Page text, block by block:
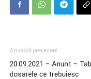
Articolul precedent
20.09.2021 – Anunt –
dosarele ce trebuiesc